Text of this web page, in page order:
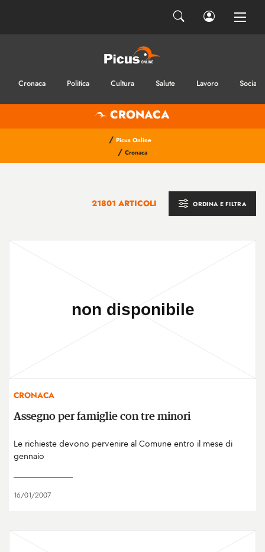
Cronaca Politica Cultura Salute Lavoro Sociale
CRONACA
/ Picus Online
/ Cronaca
21801 ARTICOLI ORDINA E FILTRA
CRONACA
Assegno per famiglie con tre minori
Le richieste devono pervenire al Comune entro il mese di
gennaio
16/01/2007